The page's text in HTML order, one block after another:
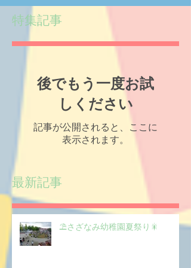
特集記事
後でもう一度お試
しください
記事が公開されると、ここに
表示されます。
最新記事
⛱️さざなみ幼稚園夏祭り🎇